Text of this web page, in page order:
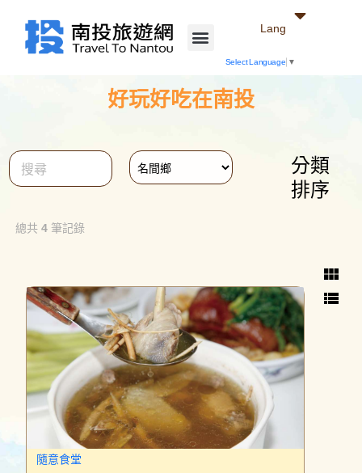
Lang
Select Language ▼
好玩好吃在南投
分類
排序
總共 4 筆記錄
view_module
view_list
隨意食堂